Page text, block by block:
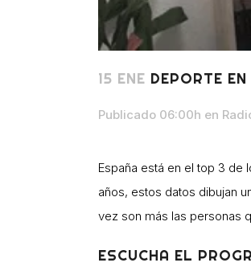
15 ENE DEPORTE
Publicado 06:00h en
España está en el top 3
años, estos datos dibujan
vez son más las personas
ESCUCHA EL